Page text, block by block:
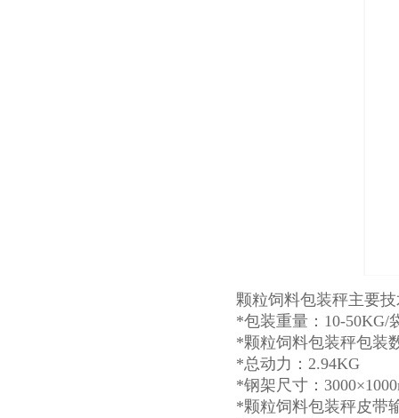
颗粒饲料包装秤主要
*包装重量：10-50KG/
*颗粒饲料包装秤包装
*总动力：2.94KG
*钢架尺寸：
*颗粒饲料包装秤皮带